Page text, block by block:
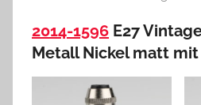
2014-1596 E27
Metall Nickel matt